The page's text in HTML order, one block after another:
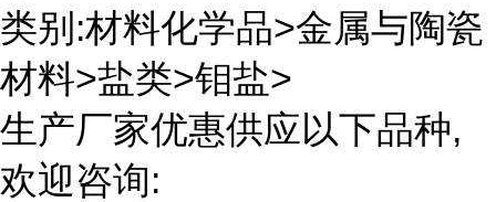
类别:材料化学品>金属与陶瓷
材料>盐类>钼盐>
生产厂家优惠供应以下品种,
欢迎咨询: